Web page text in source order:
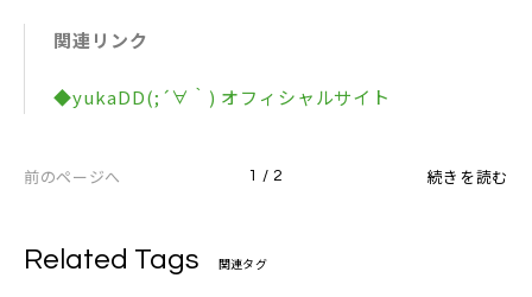
Carry On -忘我了- (Chinese Ver.)
関連リンク
◆yukaDD(;´∀｀) オフィシャルサイト
前のページへ 1 / 2 続きを読む
Related Tags 関連タグ